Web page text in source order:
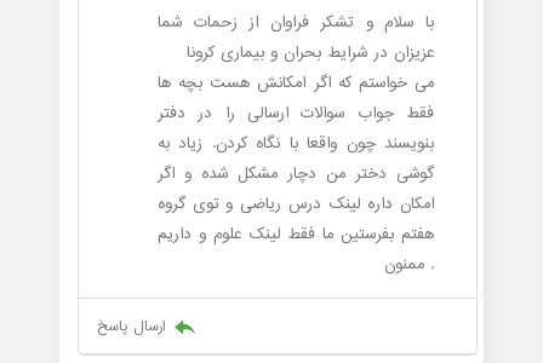
با سلام و تشکر فراوان از زحمات شما
عزیزان در شرایط بحران و بیماری کرونا
می خواستم که اگر امکانش هست بچه ها
فقط جواب سوالات ارسالی را در دفتر
بنویسند چون واقعا با نگاه کردن. زیاد به
گوشی دختر من دچار مشکل شده و اگر
امکان داره لینک درس ریاضی و توی گروه
هفتم بفرستین ما فقط لینک علوم و داریم
. ممنون
ارسال پاسخ